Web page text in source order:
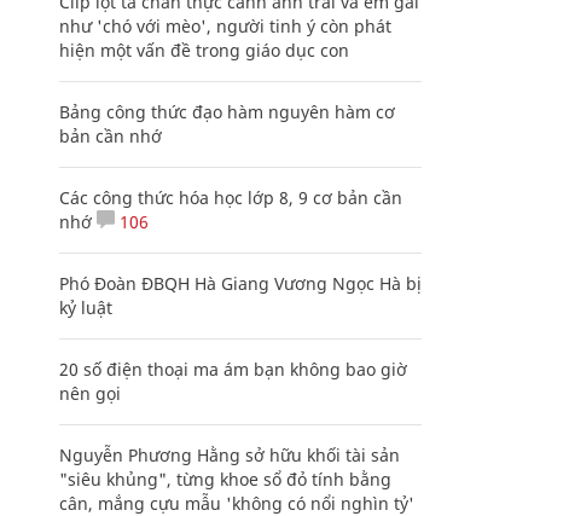
như 'chó với mèo', người tinh ý còn phát
hiện một vấn đề trong giáo dục con
Bảng công thức đạo hàm nguyên hàm cơ
bản cần nhớ
Các công thức hóa học lớp 8, 9 cơ bản cần
nhớ
106
Phó Đoàn ĐBQH Hà Giang Vương Ngọc Hà bị
kỷ luật
20 số điện thoại ma ám bạn không bao giờ
nên gọi
Nguyễn Phương Hằng sở hữu khối tài sản
"siêu khủng", từng khoe sổ đỏ tính bằng
cân, mắng cựu mẫu 'không có nổi nghìn tỷ'